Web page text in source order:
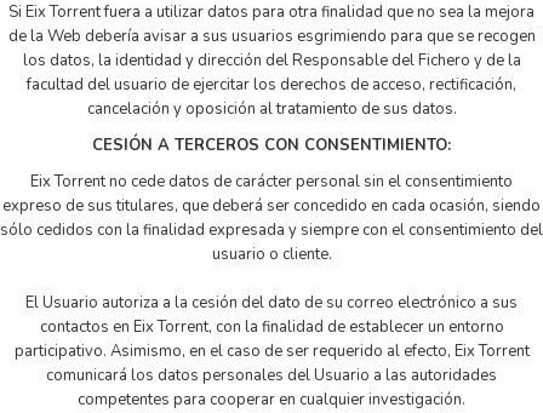
Si Eix Torrent fuera a utilizar datos para otra finalidad que no sea la mejora
de la Web debería avisar a sus usuarios esgrimiendo para que se recogen
los datos, la identidad y dirección del Responsable del Fichero y de la
facultad del usuario de ejercitar los derechos de acceso, rectificación,
cancelación y oposición al tratamiento de sus datos.
CESIÓN A TERCEROS CON CONSENTIMIENTO:
Eix Torrent no cede datos de carácter personal sin el consentimiento
expreso de sus titulares, que deberá ser concedido en cada ocasión, siendo
sólo cedidos con la finalidad expresada y siempre con el consentimiento del
usuario o cliente.
El Usuario autoriza a la cesión del dato de su correo electrónico a sus
contactos en Eix Torrent, con la finalidad de establecer un entorno
participativo. Asimismo, en el caso de ser requerido al efecto, Eix Torrent
comunicará los datos personales del Usuario a las autoridades
competentes para cooperar en cualquier investigación.